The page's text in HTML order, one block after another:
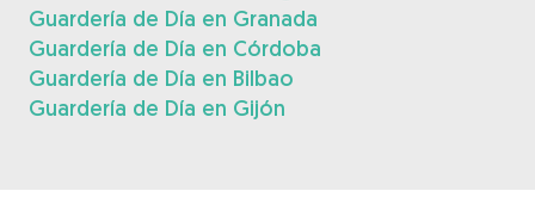
Guardería de Día en Granada
Guardería de Día en Córdoba
Guardería de Día en Bilbao
Guardería de Día en Gijón